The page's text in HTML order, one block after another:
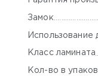
Замок
Использование
Класс ламината
Кол-во в